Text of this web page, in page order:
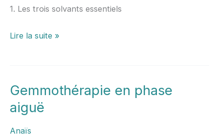
1. Les trois solvants essentiels
Lire la suite »
Gemmothérapie en phase
aiguë
Anaïs
Gemmothérapie
en
phase
aiguë